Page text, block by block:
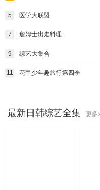
5 医学大联盟
7 詹姆士出走料理
9 综艺大集合
11 花甲少年趣旅行第四季
最新日韩综艺全集 更多